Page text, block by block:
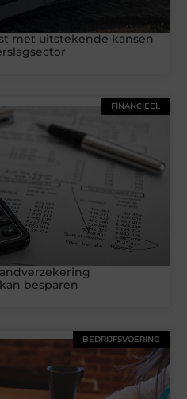
met uitstekende kansen
FINANCIEEL
besparen
BEDRIJFSVOERING